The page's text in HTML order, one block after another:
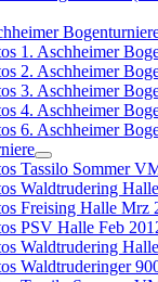
1. Aschheimer
2. Aschheimer
3. Aschheimer
4. Aschheimer
6. Aschheimer
Tassilo Sommer
Waldtrudering
Freising Halle Mrz
PSV Halle Feb
Waldtrudering
Waldtruderinger